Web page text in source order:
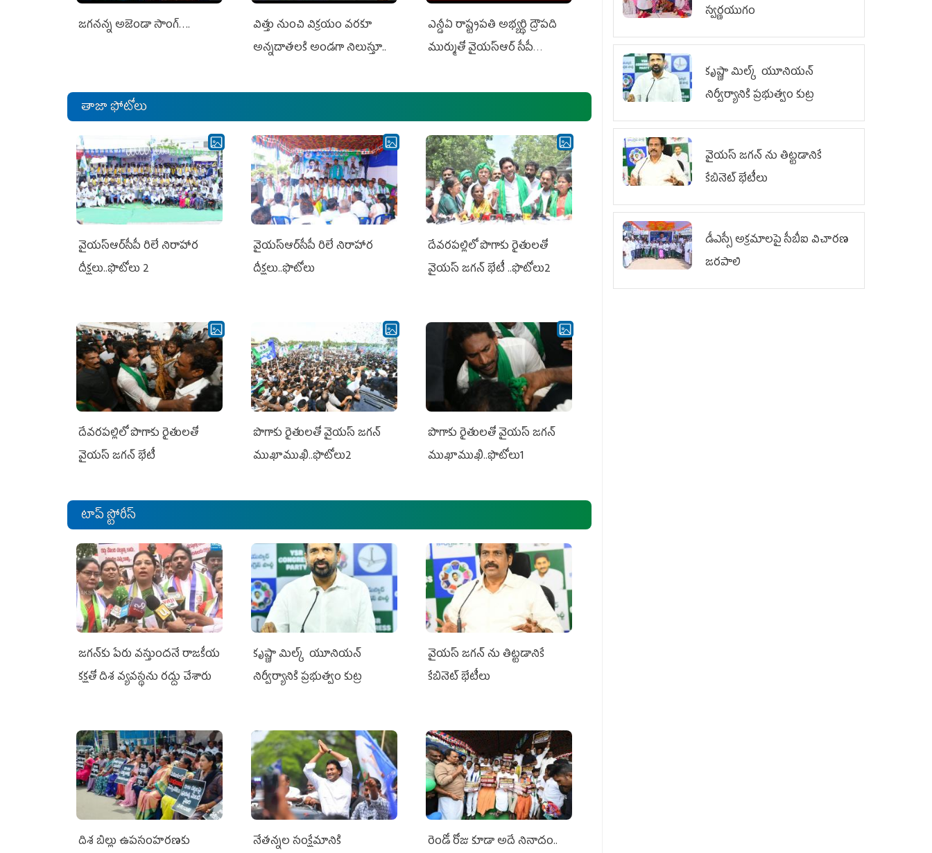
జగనన్న అజెండా సాంగ్….
విత్తు నుంచి విక్రయం వరకూ
అన్నదాతలకి అండగా నిలుస్తూ..
ఎన్డీఏ రాష్ట్ర‌ప‌తి అభ్య‌ర్థి ద్రౌప‌ది
ముర్ముతో వైయ‌స్ఆర్ సీపీ
ఎమ్మెల్యేలు, ఎంపీల స‌మావేశం
తాజా ఫోటోలు
వైయ‌స్ఆర్‌సీపీ రిలే నిరాహార
దీక్షలు..ఫొటోలు 2
వైయ‌స్ఆర్‌సీపీ రిలే నిరాహార
దీక్షలు..ఫొటోలు
దేవరపల్లిలో పొగాకు రైతులతో
వైయస్ జగన్ భేటీ ..ఫొటోలు2
దేవరపల్లిలో పొగాకు రైతులతో
వైయస్ జగన్ భేటీ
పొగాకు రైతుల‌తో వైయ‌స్ జ‌గ‌న్
ముఖాముఖి..ఫొటోలు2
పొగాకు రైతుల‌తో వైయ‌స్ జ‌గ‌న్
ముఖాముఖి..ఫొటోలు1
టాప్ స్టోరీస్
జగన్‌కు పేరు వస్తుందనే రాజకీయ
కక్షతో దిశ వ్య‌వ‌స్థ‌ను రద్దు చేశారు
కృష్ణా మిల్క్‌ యూనియన్‌
నిర్వీర్యానికి ప్రభుత్వం కుట్ర
వైయ‌స్ జగన్‌ ను తిట్టడానికే
కేబినెట్‌ భేటీలు
దిశ బిల్లు ఉపసంహరణకు
నేతన్నల సంక్షేమానికి
రెండో రోజు కూడా అదే నినాదం..
స్వర్ణయుగం
కృష్ణా మిల్క్‌ యూనియన్‌
నిర్వీర్యానికి ప్రభుత్వం కుట్ర
వైయ‌స్ జగన్‌ ను తిట్టడానికే
కేబినెట్‌ భేటీలు
డీఎస్సీ అక్రమాలపై సీబీఐ విచారణ
జరపాలి